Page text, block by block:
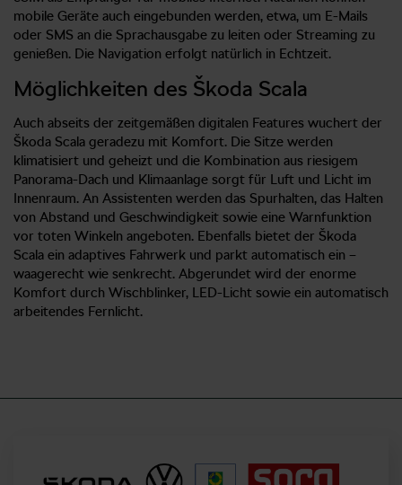
mobile Geräte auch eingebunden werden, etwa, um E-Mails
oder SMS an die Sprachausgabe zu leiten oder Streaming zu
genießen. Die Navigation erfolgt natürlich in Echtzeit.
Möglichkeiten des Škoda Scala
Auch abseits der zeitgemäßen digitalen Features wuchert der
Škoda Scala geradezu mit Komfort. Die Sitze werden
klimatisiert und geheizt und die Kombination aus riesigem
Panorama-Dach und Klimaanlage sorgt für Luft und Licht im
Innenraum. An Assistenten werden das Spurhalten, das Halten
von Abstand und Geschwindigkeit sowie eine Warnfunktion
vor toten Winkeln angeboten. Ebenfalls bietet der Škoda
Scala ein adaptives Fahrwerk und parkt automatisch ein –
waagerecht wie senkrecht. Abgerundet wird der enorme
Komfort durch Wischblinker, LED-Licht sowie ein automatisch
arbeitendes Fernlicht.